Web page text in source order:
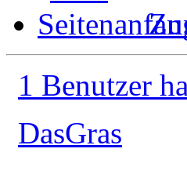
1 Benutzer
DasGras